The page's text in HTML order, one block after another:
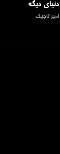
دنیای دیگه
امیر تاجیک